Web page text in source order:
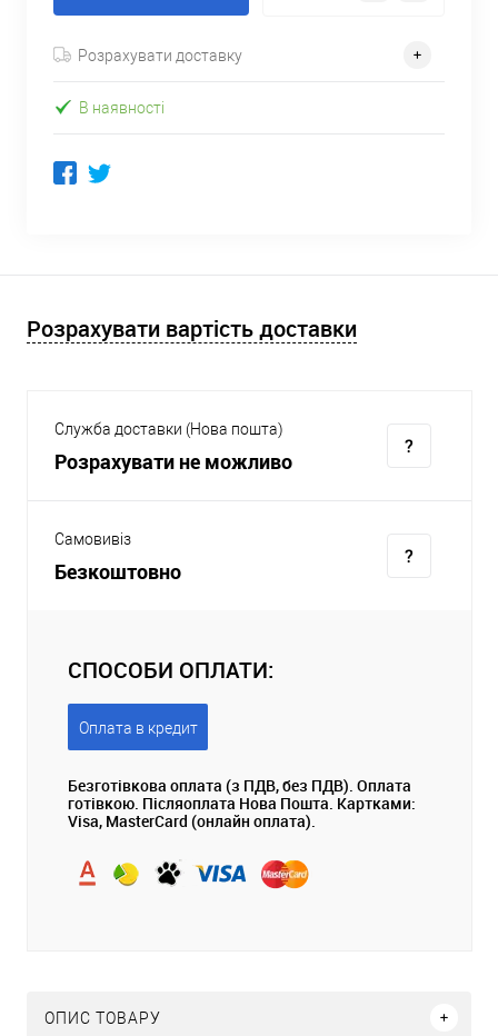
Розрахувати доставку
В наявності
Розрахувати вартість доставки
Служба доставки (Нова пошта)
Розрахувати не можливо
Самовивіз
Безкоштовно
СПОСОБИ ОПЛАТИ:
Оплата в кредит
Безготівкова оплата (з ПДВ, без ПДВ). Оплата
готівкою. Післяоплата Нова Пошта. Картками:
Visa, MasterCard (онлайн оплата).
ОПИС ТОВАРУ